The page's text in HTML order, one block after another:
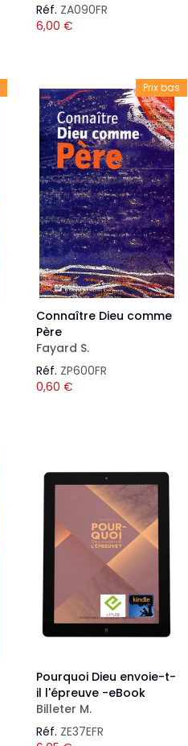
Réf. ZA090FR
6,00 €
Prix bas
Connaître Dieu comme
Père
Fayard S.
Réf. ZP600FR
0,60 €
Pourquoi Dieu envoie-t-
il l'épreuve -eBook
Billeter M.
Réf. ZE37EFR